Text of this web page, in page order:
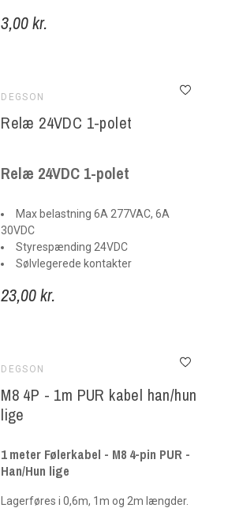
3,00 kr.
DEGSON
Relæ 24VDC 1-polet
23,00 kr.
Relæ 24VDC 1-polet
Max belastning 6A 277VAC, 6A
30VDC
Styrespænding 24VDC
Sølvlegerede kontakter
DEGSON
M8 4P - 1m PUR kabel han/hun
lige
1 meter Følerkabel - M8 4-pin PUR -
Han/Hun lige
Lagerføres i 0,6m, 1m og 2m længder.